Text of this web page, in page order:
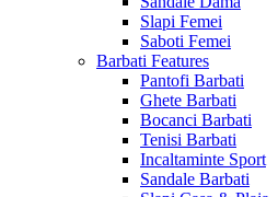
Slapi Femei
Saboti Femei
Barbati Features
Pantofi Barbati
Ghete Barbati
Bocanci Barbati
Tenisi Barbati
Incaltaminte Sport
Sandale Barbati